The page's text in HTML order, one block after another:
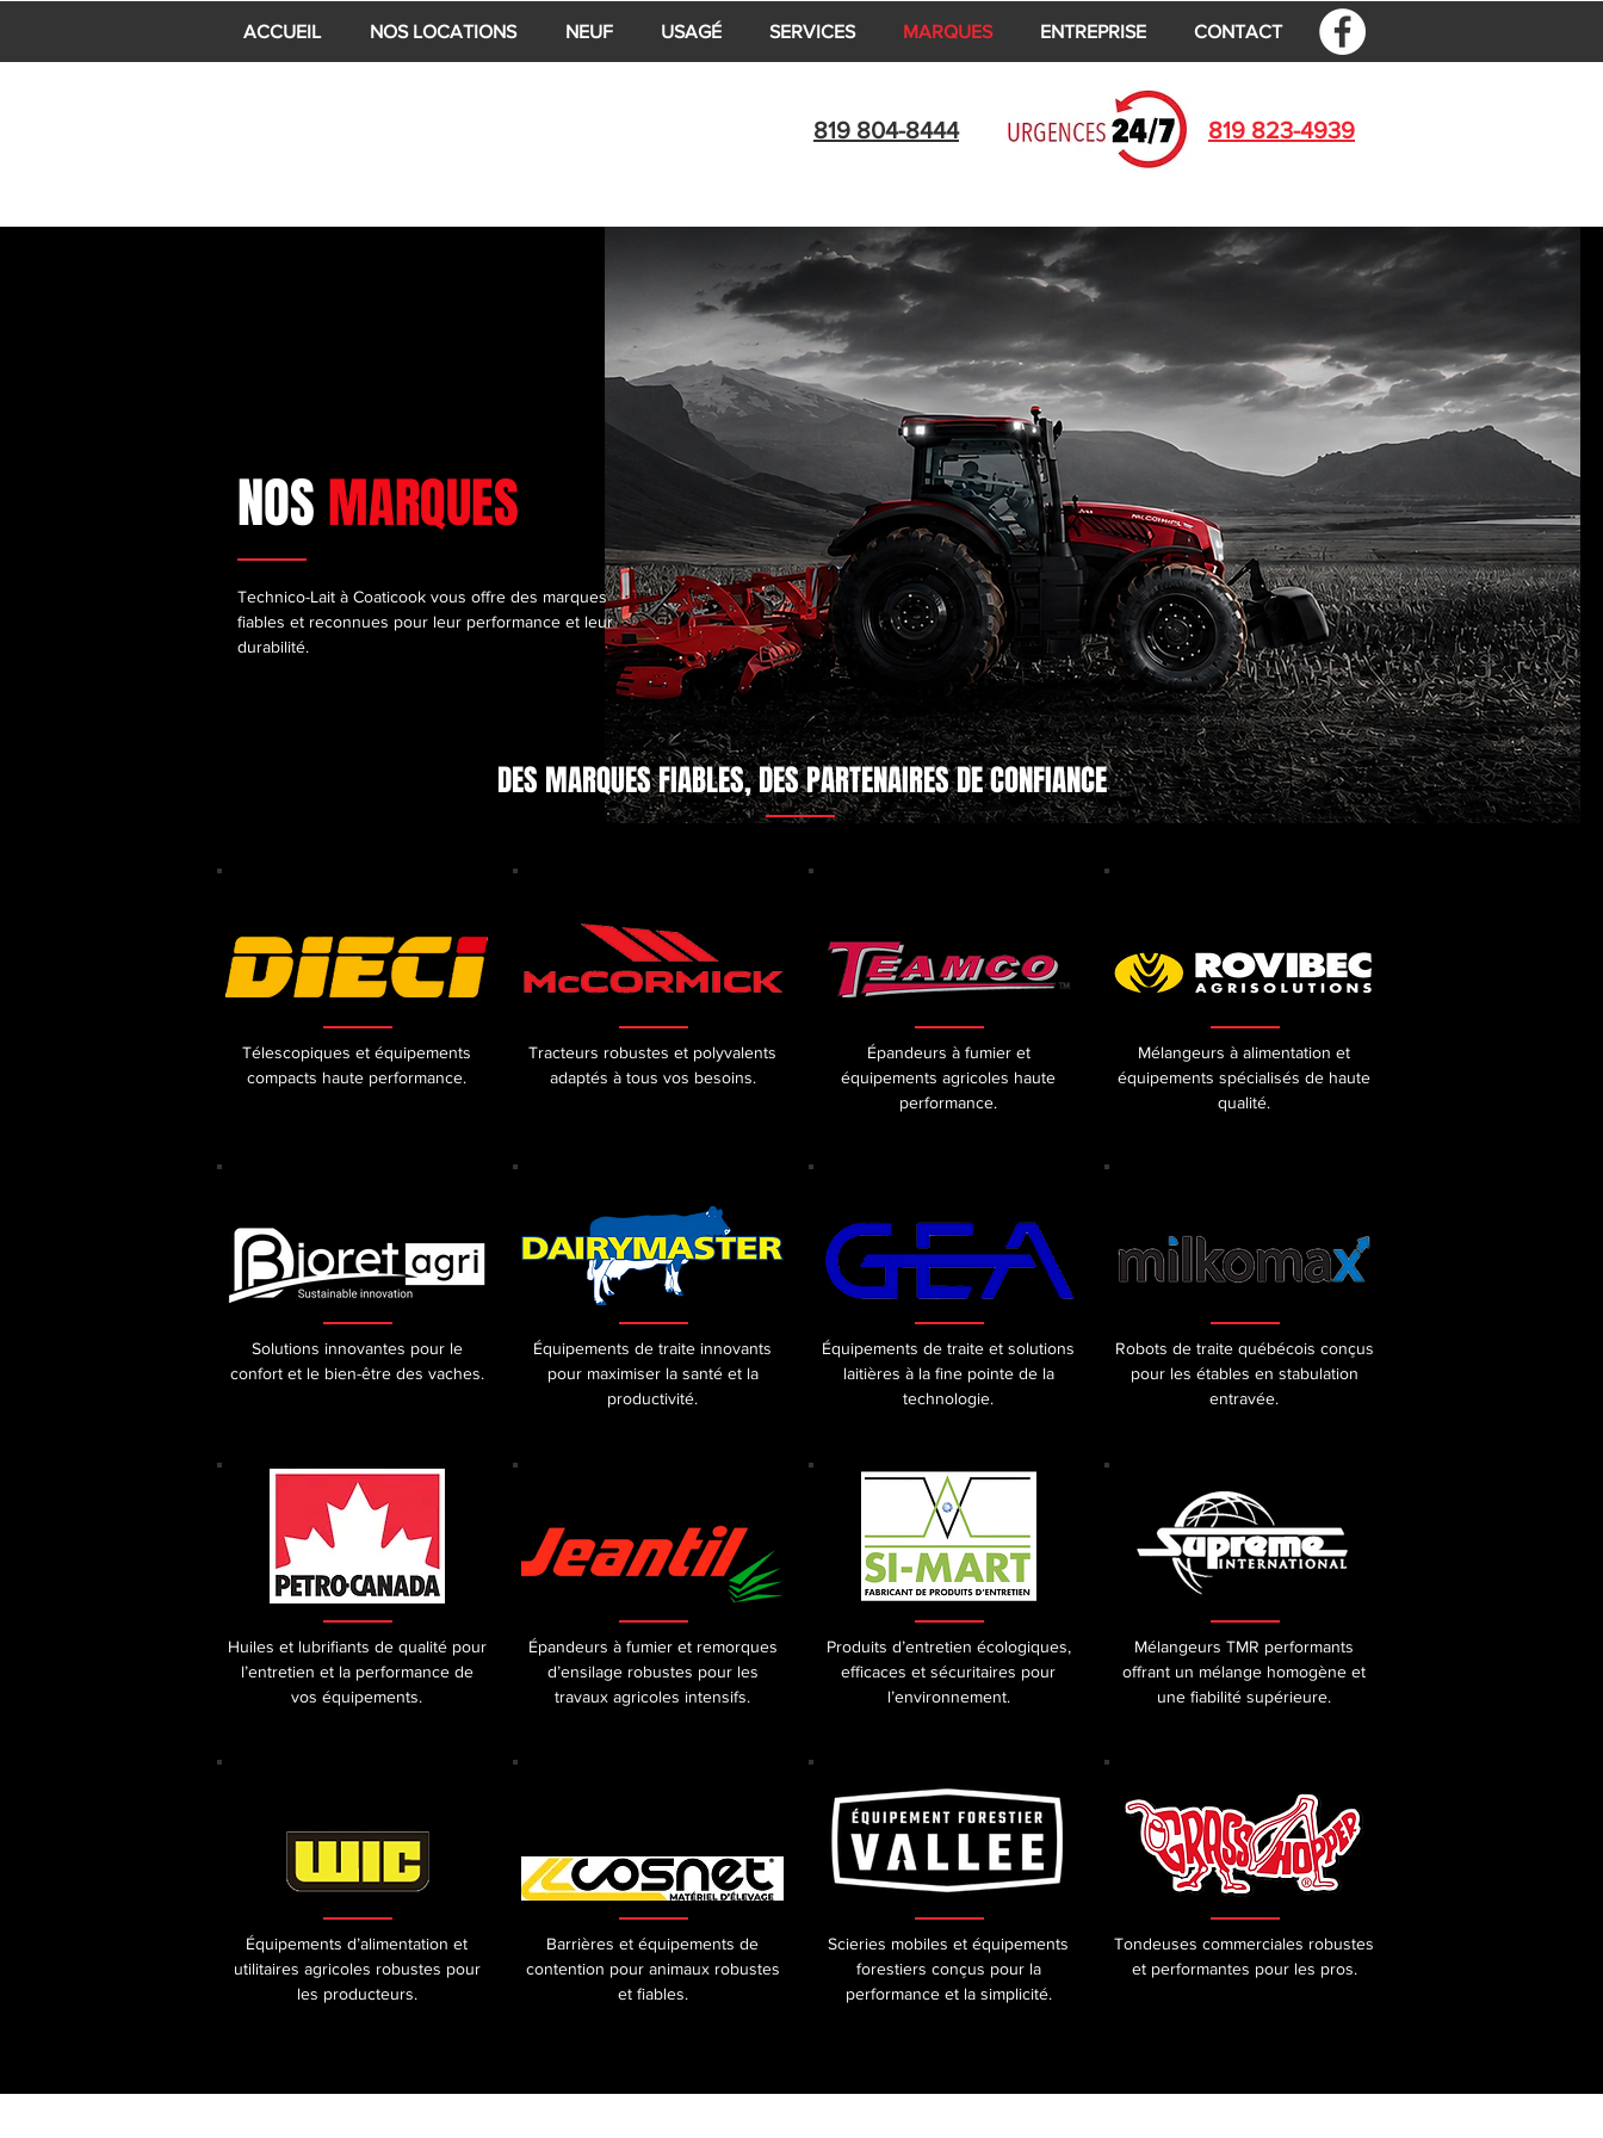
ACCUEIL NOS LOCATIONS NEUF USAGÉ SERVICES MARQUES ENTREPRISE CONTACT
819 804-8444 819 823-4939
NOSMARQUES
Technico-Lait à Coaticook vous offre des marques
fiables et reconnues pour leur performance et leur
durabilité.
DES MARQUES FIABLES, DES PARTENAIRES DE CONFIANCE
Télescopiques et équipements
compacts haute performance.
Tracteurs robustes et polyvalents
adaptés à tous vos besoins.
Épandeurs à fumier et
équipements agricoles haute
performance.
Mélangeurs à alimentation et
équipements spécialisés de haute
qualité.
Solutions innovantes pour le
confort et le bien-être des vaches.
Équipements de traite innovants
pour maximiser la santé et la
productivité.
Équipements de traite et solutions
laitières à la fine pointe de la
technologie.
Robots de traite québécois conçus
pour les étables en stabulation
entravée.
Huiles et lubrifiants de qualité pour
l’entretien et la performance de
vos équipements.
Épandeurs à fumier et remorques
d’ensilage robustes pour les
travaux agricoles intensifs.
Produits d’entretien écologiques,
efficaces et sécuritaires pour
l’environnement.
Mélangeurs TMR performants
offrant un mélange homogène et
une fiabilité supérieure.
Équipements d’alimentation et
utilitaires agricoles robustes pour
les producteurs.
Barrières et équipements de
contention pour animaux robustes
et fiables.
Scieries mobiles et équipements
forestiers conçus pour la
performance et la simplicité.
Tondeuses commerciales robustes
et performantes pour les pros.